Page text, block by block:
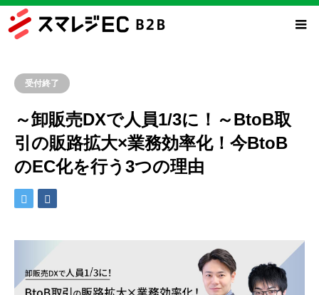
受付終了
～卸販売DXで人員1/3に！～BtoB取
引の販路拡大×業務効率化！今BtoB
のEC化を行う3つの理由